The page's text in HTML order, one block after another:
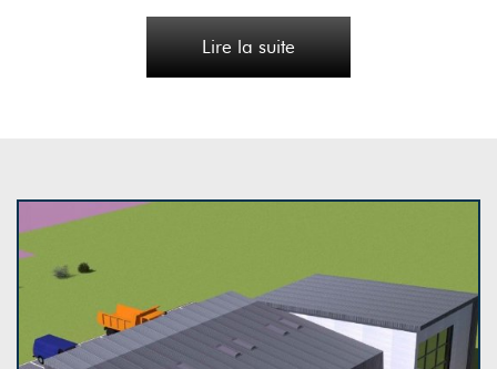
Lire la suite